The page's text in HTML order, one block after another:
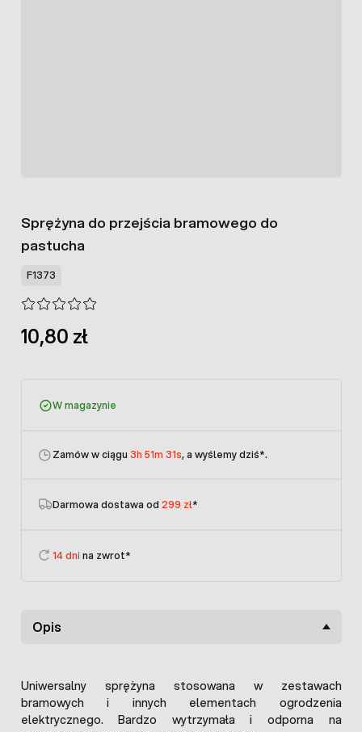
Sprężyna do przejścia bramowego do
pastucha
F1373
10,80 zł
W magazynie
Zamów w ciągu 3h 51m 31s, a wyślemy dziś*.
Darmowa dostawa od 299 zł*
14 dni na zwrot*
Opis
Uniwersalny sprężyna stosowana w zestawach
bramowych i innych elementach ogrodzenia
elektrycznego. Bardzo wytrzymała i odporna na